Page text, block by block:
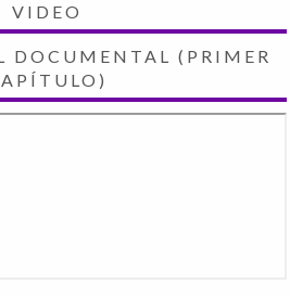
VIDEO
DOCUMENTAL (PRIMER